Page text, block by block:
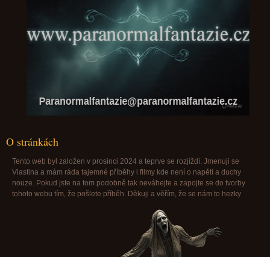
Paranormalfantazie@paranormalfantazie.cz
O stránkách
Tento web byl založen v prosinci 2024 a teprve se rozjíždí. Jmenuji se
Vlastina a mám ráda tajemné příběhy i filmy kde není o napětí a duchy
nouze. Pokud jste na tom podobně tak neváhejte a zapojte se do tvorby
tohoto webu tím, že pošlete příběh. Děkuji a věřím, že se nám to hezky